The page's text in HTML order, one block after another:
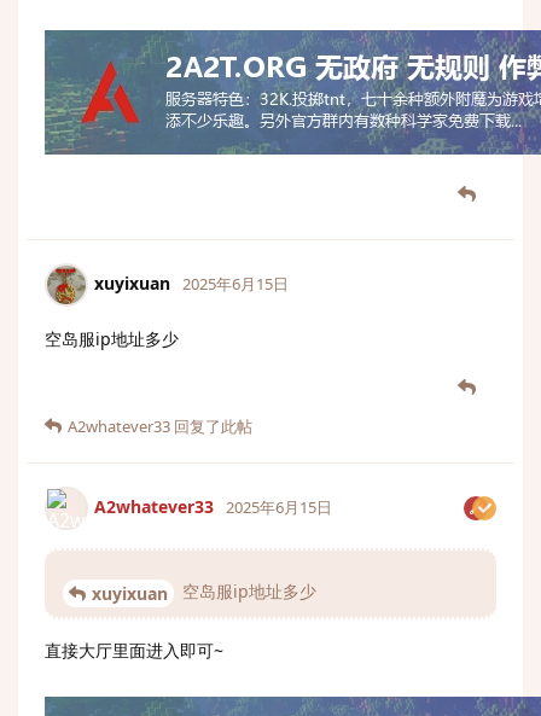
xuyixuan 2025年6月15日
空岛服ip地址多少
A2whatever33 回复了此帖
A2whatever33 2025年6月15日
xuyixuan 空岛服ip地址多少
直接大厅里面进入即可~